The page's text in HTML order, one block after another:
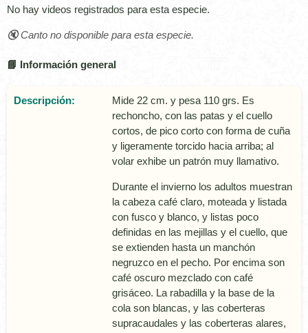
No hay videos registrados para esta especie.
🔇 Canto no disponible para esta especie.
📘 Información general
Descripción:
Mide 22 cm. y pesa 110 grs. Es
rechoncho, con las patas y el cuello
cortos, de pico corto con forma de cuña
y ligeramente torcido hacia arriba; al
volar exhibe un patrón muy llamativo.
Durante el invierno los adultos muestran
la cabeza café claro, moteada y listada
con fusco y blanco, y listas poco
definidas en las mejillas y el cuello, que
se extienden hasta un manchón
negruzco en el pecho. Por encima son
café oscuro mezclado con café
grisáceo. La rabadilla y la base de la
cola son blancas, y las coberteras
supracaudales y las coberteras alares,